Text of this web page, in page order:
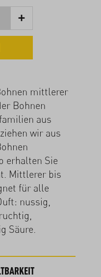
+
mittlerer
Bohnen
aus
wir aus
erhalten Sie
Mittlerer bis
für alle
nussig,
Säure.